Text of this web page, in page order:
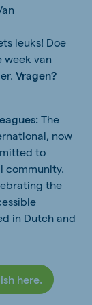
leuks! Doe
week van
Vragen?
The
now
to
community.
the
in Dutch and
here.